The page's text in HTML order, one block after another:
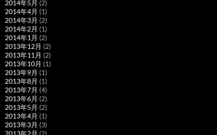
2014年5月 (2)
2014年4月 (1)
2014年3月 (2)
2014年2月 (1)
2014年1月 (2)
2013年12月 (2)
2013年11月 (2)
2013年10月 (1)
2013年9月 (1)
2013年8月 (1)
2013年7月 (4)
2013年6月 (2)
2013年5月 (2)
2013年4月 (1)
2013年3月 (3)
2013年2月 (2)